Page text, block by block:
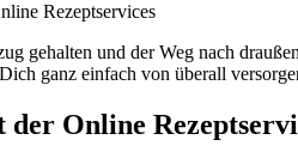
Rezeptservices
gehalten und der Weg nach
ganz einfach von überall
Online